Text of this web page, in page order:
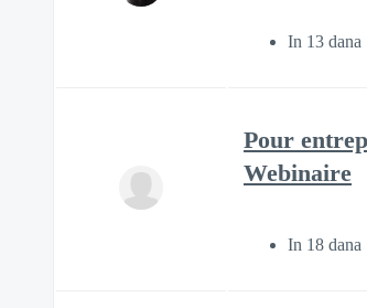
In 13 dana
Pour
Webinaire
In 18 dana